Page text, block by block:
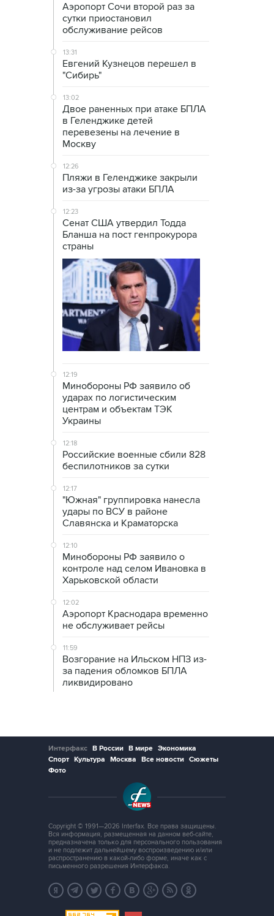
Аэропорт Сочи второй раз за
сутки приостановил
обслуживание рейсов
13:31
Евгений Кузнецов перешел в
"Сибирь"
13:02
Двое раненных при атаке БПЛА
в Геленджике детей
перевезены на лечение в
Москву
12:26
Пляжи в Геленджике закрыли
из-за угрозы атаки БПЛА
12:23
Сенат США утвердил Тодда
Бланша на пост генпрокурора
страны
12:19
Минобороны РФ заявило об
ударах по логистическим
центрам и объектам ТЭК
Украины
12:18
Российские военные сбили 828
беспилотников за сутки
12:17
"Южная" группировка нанесла
удары по ВСУ в районе
Славянска и Краматорска
12:10
Минобороны РФ заявило о
контроле над селом Ивановка в
Харьковской области
12:02
Аэропорт Краснодара временно
не обслуживает рейсы
11:59
Возгорание на Ильском НПЗ из-
за падения обломков БПЛА
ликвидировано
Интерфакс В России В мире Экономика
Спорт Культура Москва Все новости Сюжеты
Фото
Copyright © 1991—2026 Interfax. Все права защищены.
Вся информация, размещенная на данном веб-сайте,
предназначена только для персонального пользования
и не подлежит дальнейшему воспроизведению и/или
распространению в какой-либо форме, иначе как с
письменного разрешения Интерфакса.